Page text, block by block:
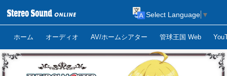
ホーム オーディオ AV/ホームシアター 管球王国 Web
Select Language ▼